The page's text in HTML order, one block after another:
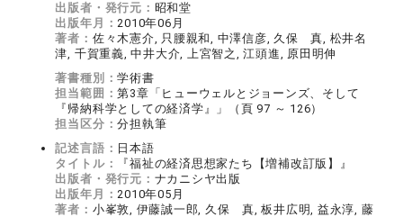
出版者・発行元： 昭和堂
出版年月：2010年06月
著者： 佐々木憲介, 只腰親和, 中澤信彦, 久保 真, 松井名
津, 千賀重義, 中井大介, 上宮智之, 江頭進, 原田明伸
著書種別：学術書
担当範囲：第3章「ヒューウェルとジョーンズ、そして
『帰納科学としての経済学』」（頁 97 ～ 126）
担当区分：分担執筆
記述言語： 日本語
タイトル：
『福祉の経済思想家たち【増補改訂版】』
出版者・発行元： ナカニシヤ出版
出版年月：2010年05月
著者： 小峯敦, 伊藤誠一郎, 久保 真, 板井広明, 益永淳, 藤